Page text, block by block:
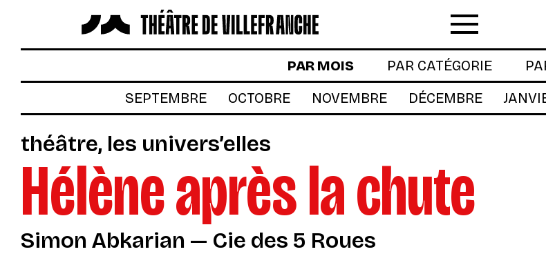
Menu
AUTOUR DES SPECTACLES
LE THÉÂTRE
ACTUALITÉS
BILLETTERIE
VOTRE VENUE AU THÉÂTRE
À TÉLÉCHARGER
PAR MOIS PAR CATÉGORIE
SEPTEMBRE
OCTOBRE NOVEMBRE DÉCEMBRE
théâtre les univers’elles
Hélène après la chute
Simon Abkarian — Cie des 5 Roues